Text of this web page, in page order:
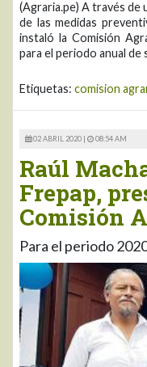
(Agraria.pe) A través
de las medidas
instaló la Comisión
para el periodo anual de
Etiquetas: comision
02 ABRIL 2020 | 08:54 AM
Raúl
Frepap,
Comisión
Para el periodo